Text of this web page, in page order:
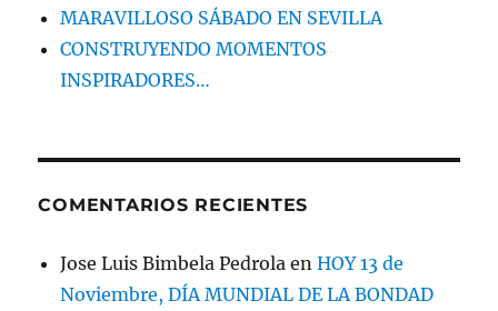
MARAVILLOSO SÁBADO EN SEVILLA
CONSTRUYENDO MOMENTOS
INSPIRADORES…
COMENTARIOS RECIENTES
Jose Luis Bimbela Pedrola enHOY 13 de
Noviembre, DÍA MUNDIAL DE LA BONDAD